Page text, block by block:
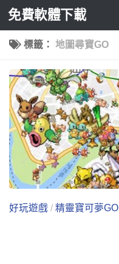
Skip to content
免費軟體下載
標籤： 地圖尋寶GO
好玩遊戲 / 精靈寶可夢GO